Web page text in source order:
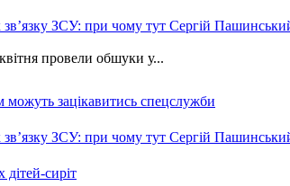
ЗСУ: при чому тут Сергій
провели обшуки у...
зацікавитись спецслужби
ЗСУ: при чому тут Сергій
дітей-сиріт